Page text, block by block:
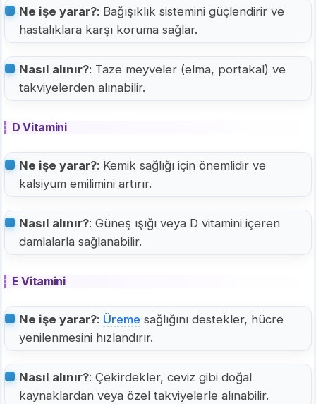
Ne işe yarar?: Bağışıklık sistemini güçlendirir ve
hastalıklara karşı koruma sağlar.
Nasıl alınır?: Taze meyveler (elma, portakal) ve
takviyelerden alınabilir.
D Vitamini
Ne işe yarar?: Kemik sağlığı için önemlidir ve
kalsiyum emilimini artırır.
Nasıl alınır?: Güneş ışığı veya D vitamini içeren
damlalarla sağlanabilir.
E Vitamini
Ne işe yarar?: Üreme sağlığını destekler, hücre
yenilenmesini hızlandırır.
Nasıl alınır?: Çekirdekler, ceviz gibi doğal
kaynaklardan veya özel takviyelerle alınabilir.